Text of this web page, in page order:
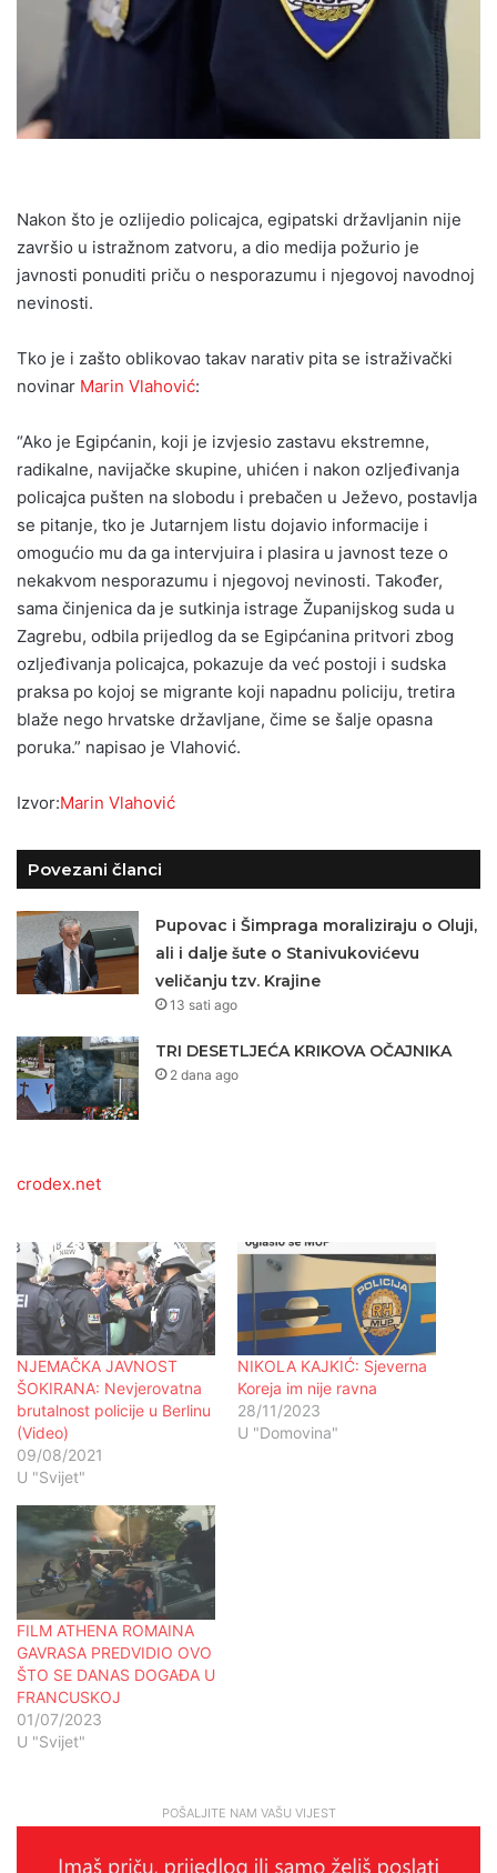
Nakon što je ozlijedio policajca, egipatski državljanin nije
završio u istražnom zatvoru, a dio medija požurio je
javnosti ponuditi priču o nesporazumu i njegovoj navodnoj
nevinosti.
Tko je i zašto oblikovao takav narativ pita se istraživački
novinar Marin Vlahović:
“Ako je Egipćanin, koji je izvjesio zastavu ekstremne,
radikalne, navijačke skupine, uhićen i nakon ozljeđivanja
policajca pušten na slobodu i prebačen u Ježevo, postavlja
se pitanje, tko je Jutarnjem listu dojavio informacije i
omogućio mu da ga intervjuira i plasira u javnost teze o
nekakvom nesporazumu i njegovoj nevinosti. Također,
sama činjenica da je sutkinja istrage Županijskog suda u
Zagrebu, odbila prijedlog da se Egipćanina pritvori zbog
ozljeđivanja policajca, pokazuje da već postoji i sudska
praksa po kojoj se migrante koji napadnu policiju, tretira
blaže nego hrvatske državljane, čime se šalje opasna
poruka.” napisao je Vlahović.
Izvor:Marin Vlahović
Povezani članci
Pupovac i Šimpraga moraliziraju o Oluji,
ali i dalje šute o Stanivukovićevu
veličanju tzv. Krajine
13 sati ago
TRI DESETLJEĆA KRIKOVA OČAJNIKA
2 dana ago
crodex.net
NJEMAČKA JAVNOST
ŠOKIRANA: Nevjerovatna
brutalnost policije u Berlinu
(Video)
09/08/2021
U "Svijet"
NIKOLA KAJKIĆ: Sjeverna
Koreja im nije ravna
28/11/2023
U "Domovina"
FILM ATHENA ROMAINA
GAVRASA PREDVIDIO OVO
ŠTO SE DANAS DOGAĐA U
FRANCUSKOJ
01/07/2023
U "Svijet"
POŠALJITE NAM VAŠU VIJEST